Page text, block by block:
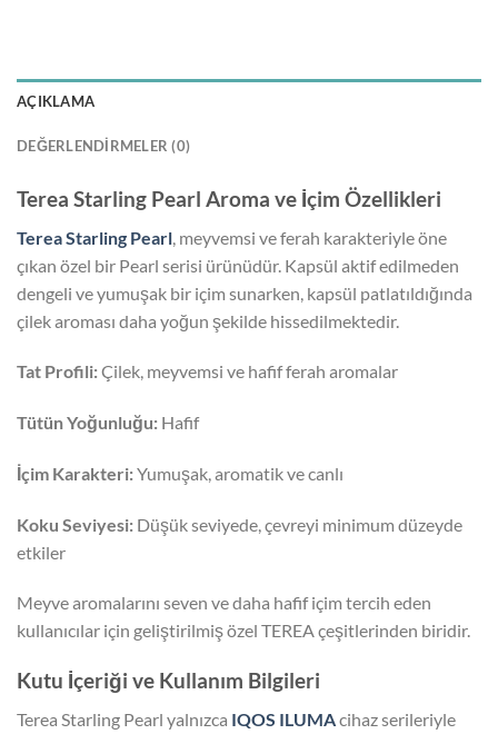
AÇIKLAMA
DEĞERLENDIRMELER (0)
Terea Starling Pearl Aroma ve İçim Özellikleri
Terea Starling Pearl , meyvemsi ve ferah karakteriyle öne
çıkan özel bir Pearl serisi ürünüdür. Kapsül aktif edilmeden
dengeli ve yumuşak bir içim sunarken, kapsül patlatıldığında
çilek aroması daha yoğun şekilde hissedilmektedir.
Tat Profili:Çilek, meyvemsi ve hafif ferah aromalar
Tütün Yoğunluğu: Hafif
İçim Karakteri:Yumuşak, aromatik ve canlı
Koku Seviyesi: Düşük seviyede, çevreyi minimum düzeyde
etkiler
Meyve aromalarını seven ve daha hafif içim tercih eden
kullanıcılar için geliştirilmiş özel TEREA çeşitlerinden biridir.
Kutu İçeriği ve Kullanım Bilgileri
Terea Starling Pearl yalnızca IQOS ILUMAcihaz serileriyle